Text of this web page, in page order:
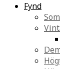
Fynd